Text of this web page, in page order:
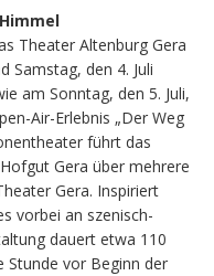
Theater Altenburg Gera
Samstag, den 4. Juli
am Sonntag, den 5. Juli,
Air-Erlebnis „Der Weg
führt das
Gera über mehrere
Gera. Inspiriert
vorbei an szenisch-
dauert etwa 110
Stunde vor Beginn der